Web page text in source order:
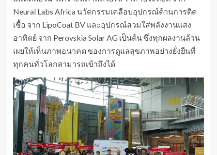
Neural Labs Africa นวัตกรรมเคลือบอุปกรณ์ต้านการติด
เชื้อ จาก LipoCoat BV และอุปกรณ์สวมใส่พลังงานแสง
อาทิตย์ จาก Perovskia Solar AG เป็นต้น ซึ่งทุกผลงานล้วน
เผยให้เห็นภาพอนาคต ของการดูแลสุขภาพอย่างยั่งยืนที่
ทุกคนทั่วโลกสามารถเข้าถึงได้